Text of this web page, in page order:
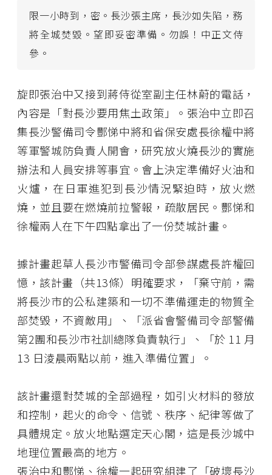
限一小時到，密。長沙張主席，長沙如失陷，務
將全城焚毀。望即妥密準備。勿誤！中正文侍
參。
旋即張治中又接到蔣侍從室副主任林蔚的電話，
內容是「對長沙要用焦土政策」。張治中立即召
集長沙警備司令酆悌中將和省保安處長徐權中將
等軍警城防負責人開會，研究放火燒長沙的實施
辦法和人員安排等事宜。會上決定準備好火油和
火爐，在日軍進犯到長沙情況緊迫時，放火燃
燒，並且要在燃燒前拉警報，疏散居民。酆悌和
徐權兩人在下午四點拿出了一份焚城計畫。
據計畫起草人長沙市警備司令部參謀處長許權回
憶，該計畫（共13條）明確要求，「棄守前，需
將長沙市的公私建築和一切不準備運走的物質全
部焚毀，不資敵用」、「派省會警備司令部警備
第2團和長沙市社訓總隊負責執行」、「於 11 月
13 日淩晨兩點以前，進入準備位置」。
該計畫還對焚城的全部過程，如引火材料的發放
和控制，起火的命令、信號、秩序、紀律等做了
具體規定。放火地點選定天心閣，這是長沙城中
地理位置最高的地方。
張治中和酆悌、徐權一起研究組建了「破壞長沙